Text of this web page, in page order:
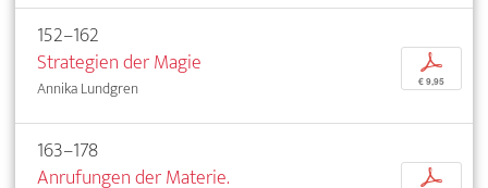
152–162
Strategien der Magie
Annika Lundgren
p
€ 9,95
163–178
Anrufungen der Materie.
p